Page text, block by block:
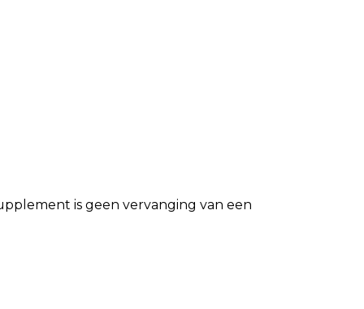
is geen vervanging van een